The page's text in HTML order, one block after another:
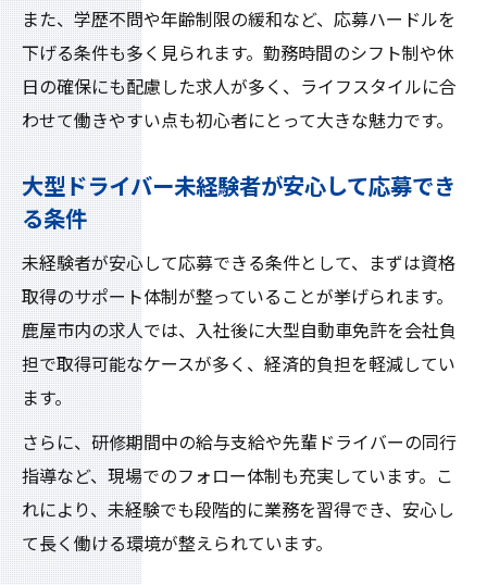
ント
鹿屋市で理想の大型ドライバー求人に出会
う方法
高収入を狙うなら鹿屋市の運送業が熱い
鹿屋市で高収入を得るなら運送業が狙い目
大型ドライバー求人で高収入を実現する方
法
未経験者歓迎の運送業求人が大募集の理由
鹿屋市の運送業で働くメリットと魅力
高収入求人を選ぶためのポイントと注意点
また、学歴不問や年齢制限の緩和など、応募ハードルを
下げる条件も多く見られます。勤務時間のシフト制や休
日の確保にも配慮した求人が多く、ライフスタイルに合
わせて働きやすい点も初心者にとって大きな魅力です。
大型ドライバー未経験者が安心して応募でき
る条件
未経験者が安心して応募できる条件として、まずは資格
取得のサポート体制が整っていることが挙げられます。
鹿屋市内の求人では、入社後に大型自動車免許を会社負
担で取得可能なケースが多く、経済的負担を軽減してい
ます。
さらに、研修期間中の給与支給や先輩ドライバーの同行
指導など、現場でのフォロー体制も充実しています。こ
れにより、未経験でも段階的に業務を習得でき、安心し
て長く働ける環境が整えられています。